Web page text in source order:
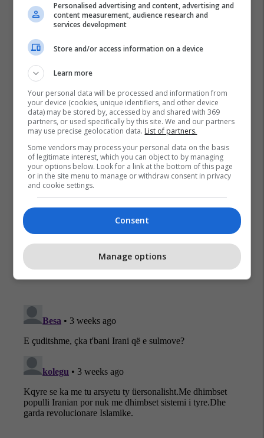
Personalised advertising and content, advertising and
content measurement, audience research and
services development
Store and/or access information on a device
Learn more
Your personal data will be processed and information from
your device (cookies, unique identifiers, and other device
data) may be stored by, accessed by and shared with 369
partners, or used specifically by this site. We and our partners
may use precise geolocation data. List of partners.
Some vendors may process your personal data on the basis
of legitimate interest, which you can object to by managing
your options below. Look for a link at the bottom of this page
or in the site menu to manage or withdraw consent in privacy
and cookie settings.
Consent
Manage options